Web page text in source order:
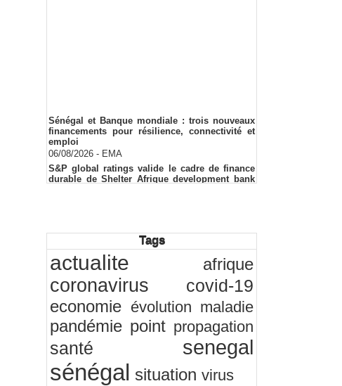
financements pour résilience, connectivité et
emploi
06/08/2026
S&P global ratings valide le cadre de finance
durable de Shelter Afrique development bank
(ShafDB)
Ndakhté M. GAYE
Observatoire des finances locales - Obfiloc :
transparence locale, impact national
Ndakhté M. GAYE
Rapport Bceao 2025 : résilience, transition et
innovation
24/07/2026 -Ndakhté M. GAYE
Tags
actualite afrique
coronavirus
covid-19
economie évolution maladie
pandémie point propagation
santé senegal
sénégal situation virus